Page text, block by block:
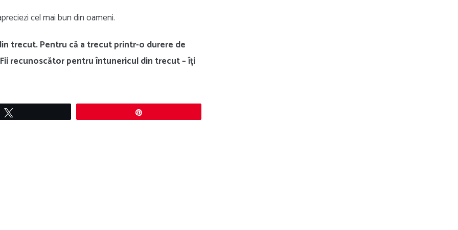
cel mai bun din oameni.
trecut. Pentru că a trecut printr-o durere de
recunoscător pentru întunericul din trecut – îți